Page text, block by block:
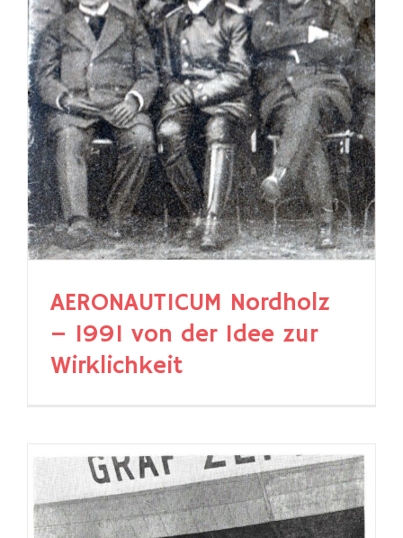
AERONAUTICUM Nordholz
– 1991 von der Idee zur
Wirklichkeit